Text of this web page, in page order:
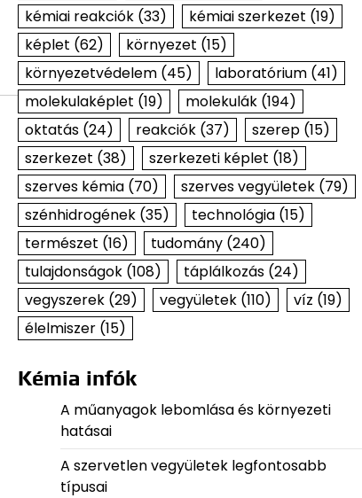
kémiai reakciók(33) kémiai szerkezet (19)
képlet (62) környezet (15)
környezetvédelem(45) laboratórium(41)
molekulaképlet (19) molekulák(194)
oktatás(24) reakciók(37) szerep(15)
szerkezet (38) szerkezeti képlet (18)
szerves kémia(70) szerves vegyületek(79)
szénhidrogének(35) technológia(15)
természet (16) tudomány(240)
tulajdonságok(108) táplálkozás(24)
vegyszerek(29) vegyületek(110) víz (19)
élelmiszer(15)
Kémia infók
A műanyagok lebomlása és környezeti
hatásai
A szervetlen vegyületek legfontosabb
típusai